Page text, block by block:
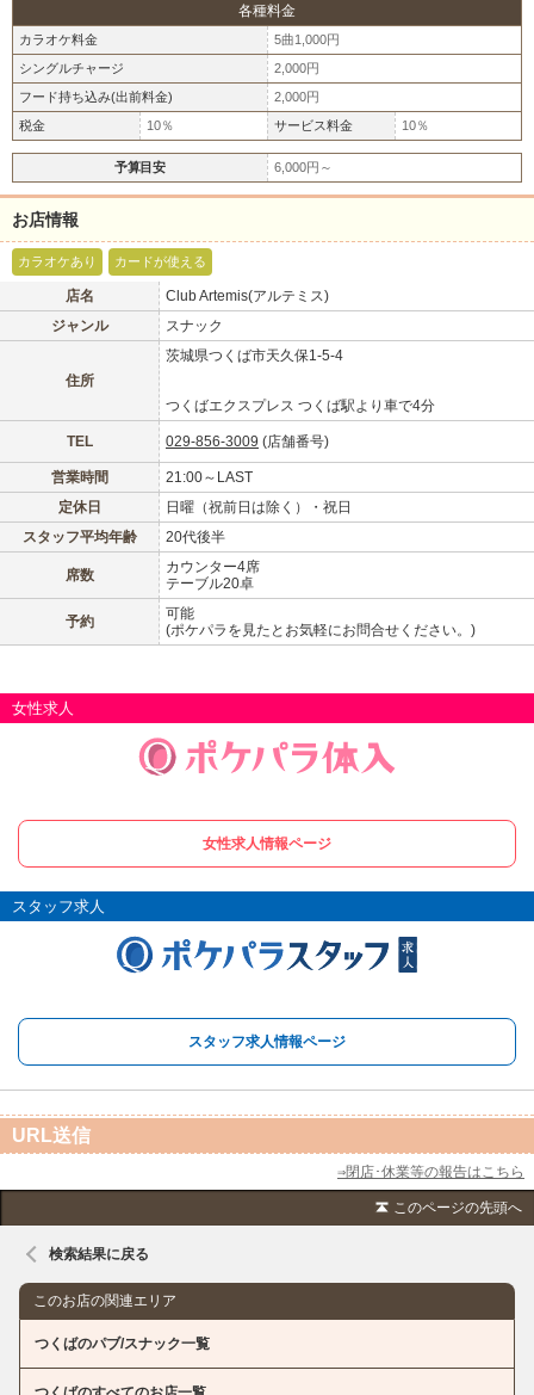
各種料金
カラオケ料金
5曲1,000円
シングルチャージ
2,000円
フード持ち込み(出前料金)
2,000円
税金
10％ サービス料金 10％
予算目安 6,000円～
お店情報
カラオケあり カードが使える
店名
Club Artemis(アルテミス)
ジャンル
スナック
住所
茨城県つくば市天久保1-5-4
つくばエクスプレス つくば駅より車で4分
TEL 029-856-3009 (店舗番号)
営業時間
21:00～LAST
定休日
日曜（祝前日は除く）・祝日
スタッフ平均年齢
20代後半
席数
カウンター4席
テーブル20卓
予約
可能
(ポケパラを見たとお気軽にお問合せください。)
女性求人
女性求人情報ページ
スタッフ求人
スタッフ求人情報ページ
URL送信
⇒閉店･休業等の報告はこちら
このページの先頭へ
検索結果に戻る
このお店の関連エリア
つくばのパブ/スナック一覧
このお店をシェアする
LINE X (旧Twitter)
お店のURLをコピー
会員ログイン
女の子ログイン
店舗ログイン
新規会員登録
北海道
甲信越 北陸
関東 静岡
東海
中四国
沖縄